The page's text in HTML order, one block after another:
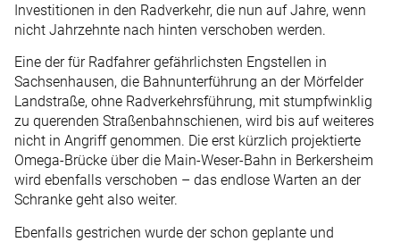
Investitionen in den Radverkehr, die nun auf Jahre, wenn
nicht Jahrzehnte nach hinten verschoben werden.
Eine der für Radfahrer gefährlichsten Engstellen in
Sachsenhausen, die Bahnunterführung an der Mörfelder
Landstraße, ohne Radverkehrsführung, mit stumpfwinklig
zu querenden Straßenbahnschienen, wird bis auf weiteres
nicht in Angriff genommen. Die erst kürzlich projektierte
Omega-Brücke über die Main-Weser-Bahn in Berkersheim
wird ebenfalls verschoben – das endlose Warten an der
Schranke geht also weiter.
Ebenfalls gestrichen wurde der schon geplante und